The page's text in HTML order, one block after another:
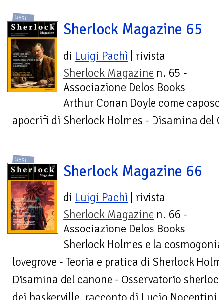
LIBRI
Sherlock Magazine 65
di Luigi Pachì | rivista
Sherlock Magazine n. 65 -
Associazione Delos Books
Arthur Conan Doyle come
apocrifi di Sherlock Holmes - Disamina
LIBRI
Sherlock Magazine 66
di Luigi Pachì | rivista
Sherlock Magazine n. 66 -
Associazione Delos Books
Sherlock Holmes e la
lovegrove - Teoria e pratica di Sherlock
Disamina del canone - Osservatorio